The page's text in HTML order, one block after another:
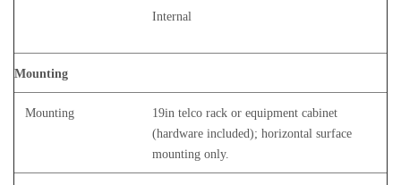
Internal
Mounting
Mounting
19in telco rack or equipment cabinet
(hardware included); horizontal surface
mounting only.